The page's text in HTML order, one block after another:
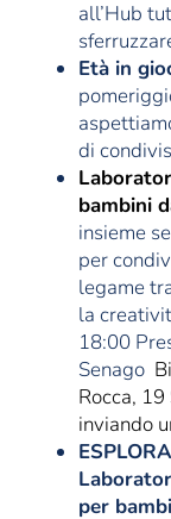
all’Hub
Età in
di
bambini
insieme
per
legame
la
18:00
Senago
Rocca,
inviando
per